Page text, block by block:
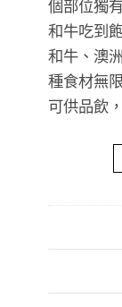
個部位獨
和牛吃到
和牛、澳
種食材無
可供品飲